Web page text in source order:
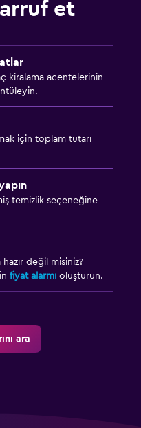
et
kiralama acentelerinin
için toplam tutarı
temizlik seçeneğine
değil misiniz?
fiyat alarmı oluşturun.
ara